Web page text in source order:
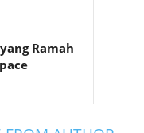
Ramah